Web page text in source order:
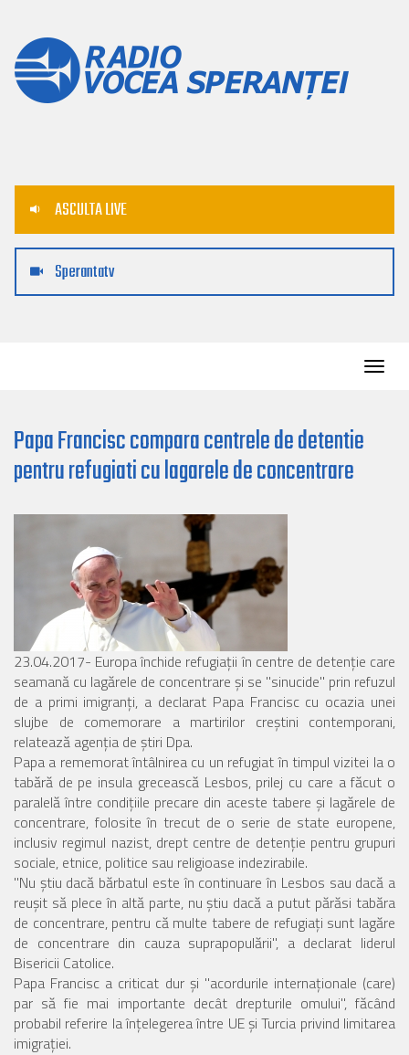
ASCULTA LIVE
Sperantatv
Papa Francisc compara centrele de detentie
pentru refugiati cu lagarele de concentrare
23.04.2017- Europa închide refugiaţii în centre de detenţie care
seamană cu lagărele de concentrare şi se "sinucide" prin refuzul
de a primi imigranţi, a declarat Papa Francisc cu ocazia unei
slujbe de comemorare a martirilor creştini contemporani,
relatează agenţia de ştiri Dpa.
Papa a rememorat întâlnirea cu un refugiat în timpul vizitei la o
tabără de pe insula grecească Lesbos, prilej cu care a făcut o
paralelă între condiţiile precare din aceste tabere şi lagărele de
concentrare, folosite în trecut de o serie de state europene,
inclusiv regimul nazist, drept centre de detenţie pentru grupuri
sociale, etnice, politice sau religioase indezirabile.
"Nu ştiu dacă bărbatul este în continuare în Lesbos sau dacă a
reuşit să plece în altă parte, nu ştiu dacă a putut părăsi tabăra
de concentrare, pentru că multe tabere de refugiaţi sunt lagăre
de concentrare din cauza suprapopulării", a declarat liderul
Bisericii Catolice.
Papa Francisc a criticat dur şi "acordurile internaţionale (care)
par să fie mai importante decât drepturile omului", făcând
probabil referire la înţelegerea între UE şi Turcia privind limitarea
imigraţiei.